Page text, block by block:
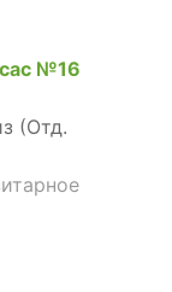
№16
(Отд.